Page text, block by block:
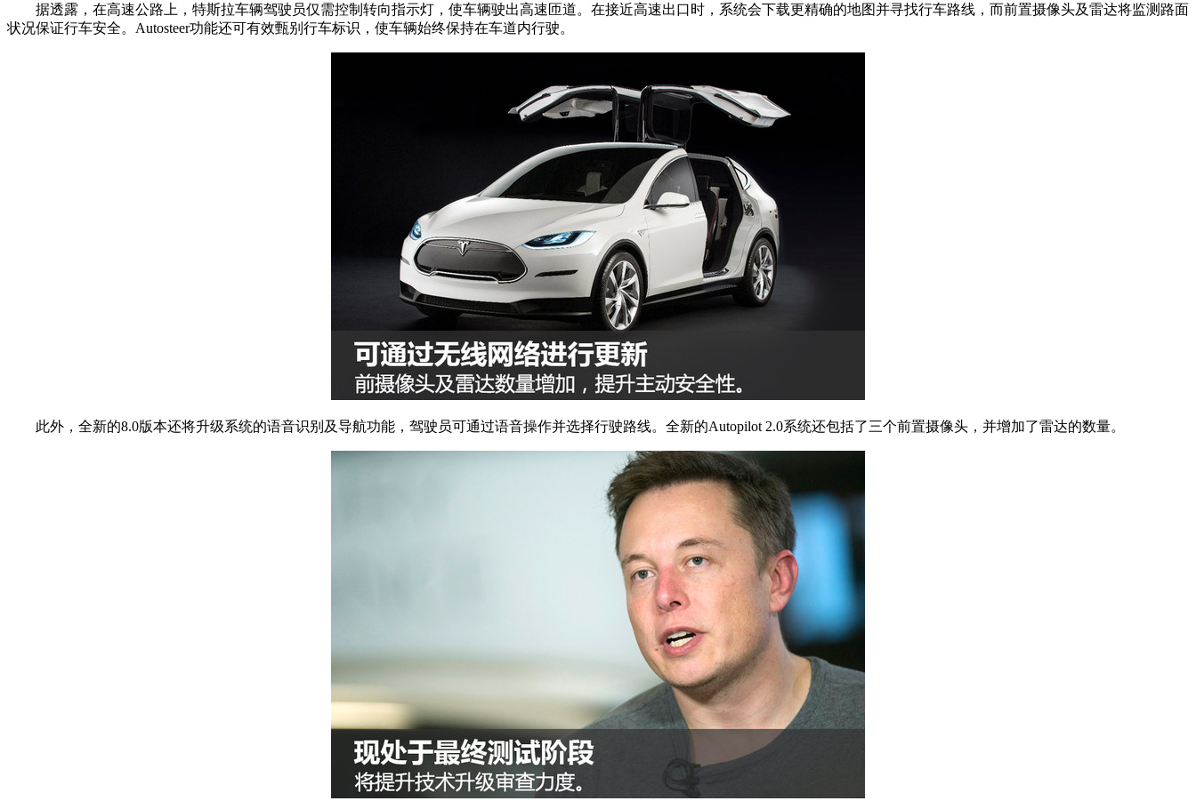
据透露，在高速公路上，特斯拉车辆驾驶员仅需控制转向指示灯，使车辆驶出高速匝道。在接近高速出口时，系统会下载更精确的地图并寻找行车路线，而前置摄像头及雷达将监测路面
状况保证行车安全。Autosteer功能还可有效甄别行车标识，使车辆始终保持在车道内行驶。
此外，全新的8.0版本还将升级系统的语音识别及导航功能，驾驶员可通过语音操作并选择行驶路线。全新的Autopilot 2.0系统还包括了三个前置摄像头，并增加了雷达的数量。